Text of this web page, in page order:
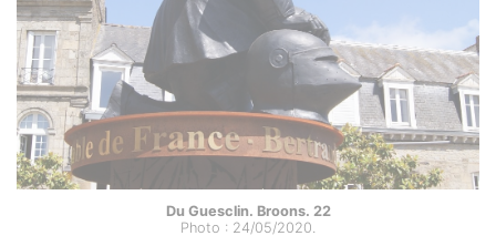
Du Guesclin. Broons. 22
Photo : 24/05/2020.